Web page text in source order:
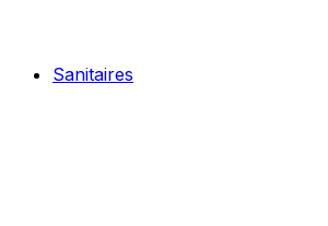
Sanitaires